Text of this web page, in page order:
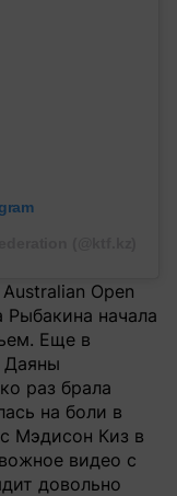
Open
Рыбакина начала
Еще в
Даяны
раз брала
на боли в
Мэдисон Киз в
видео с
довольно